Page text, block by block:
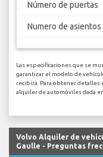
Número de puertas
Numero de asientos
Las especificaciones que se
garantizar el modelo de
recibirá. Para obtener detalles
alquiler de automóviles dada
Volvo Alquiler de
Gaulle - Preguntas